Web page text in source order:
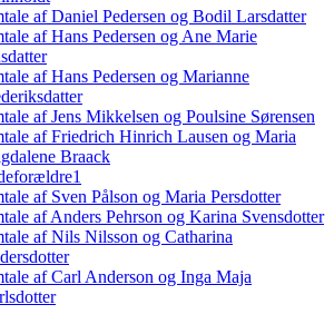
af Daniel Pedersen og Bodil Larsdatter
af Hans Pedersen og Ane Marie
af Hans Pedersen og Marianne
af Jens Mikkelsen og Poulsine Sørensen
af Friedrich Hinrich Lausen og Maria
Braack
af Sven Pålson og Maria Persdotter
af Anders Pehrson og Karina Svensdotter
af Nils Nilsson og Catharina
af Carl Anderson og Inga Maja